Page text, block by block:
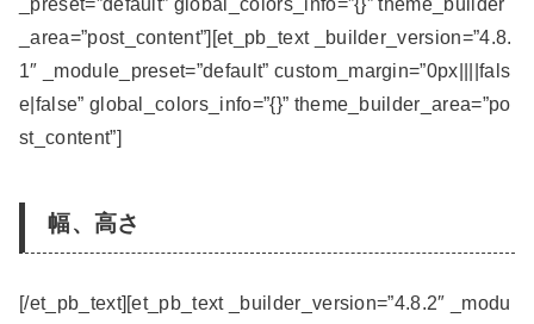
_area=”post_content”][et_pb_text _builder_version=”4.8.
1″ _module_preset=”default” custom_margin=”0px||||fals
e|false” global_colors_info=”{}” theme_builder_area=”po
st_content”]
幅、高さ
[/et_pb_text][et_pb_text _builder_version=”4.8.2″ _modu